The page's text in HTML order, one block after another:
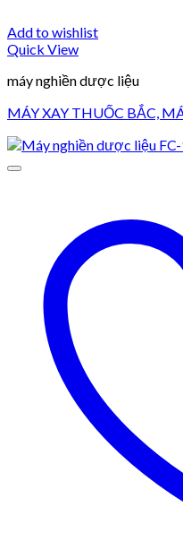
Add to wishlist
Quick View
máy nghiền dược liệu
MÁY XAY THUỐC BẮC,